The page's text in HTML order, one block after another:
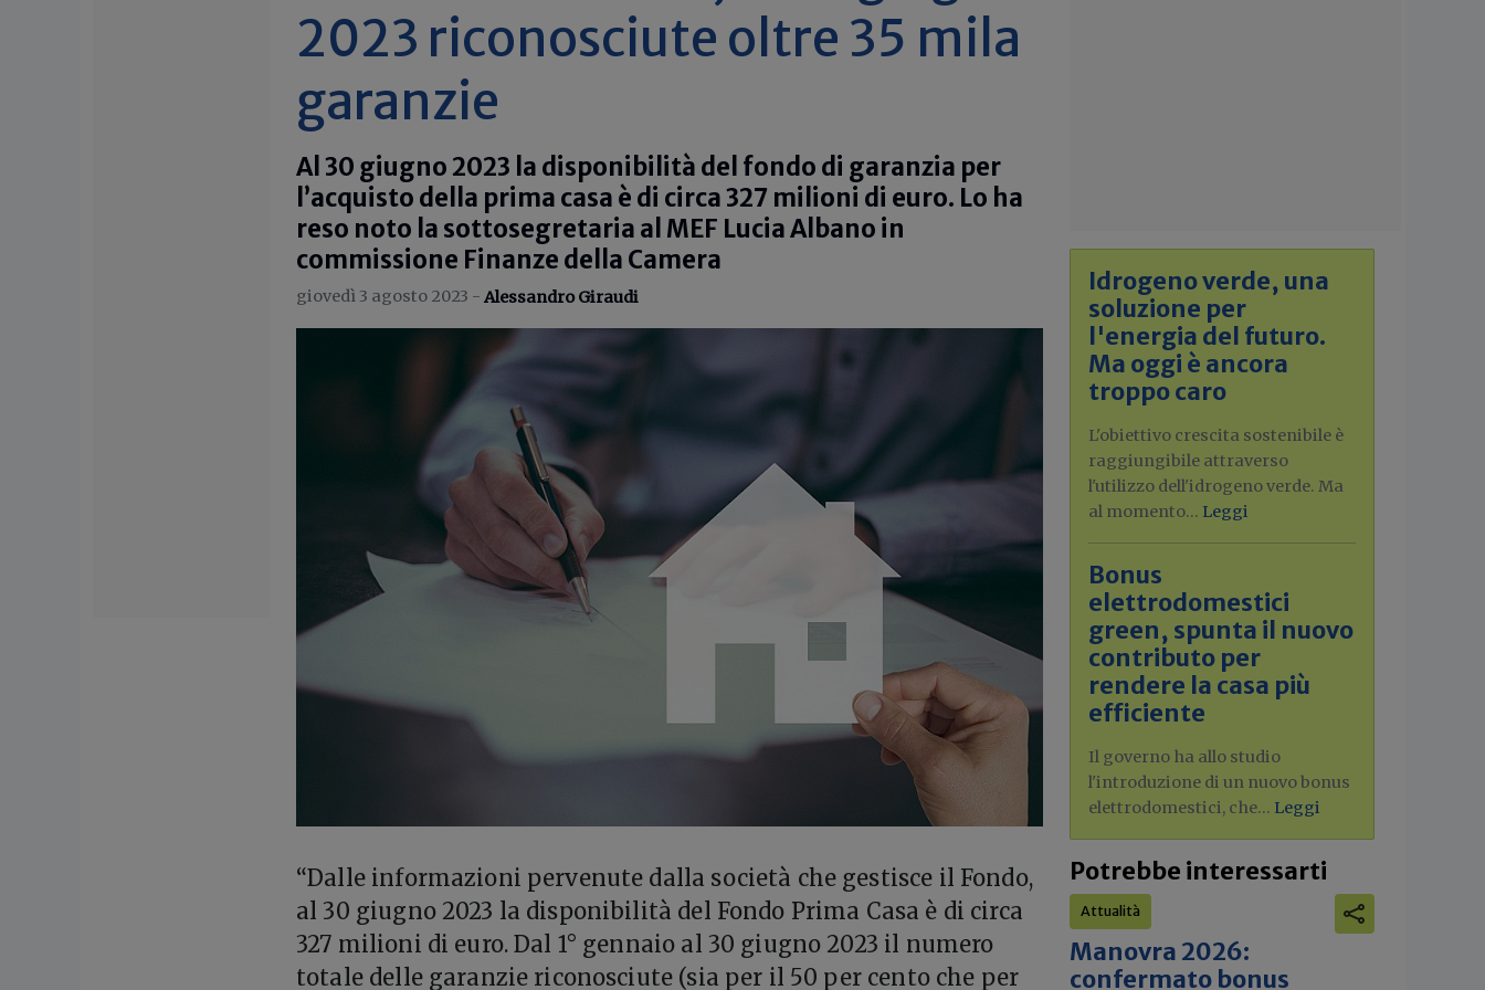
2023 riconosciute oltre 35 mila
garanzie
Al 30 giugno 2023 la disponibilità del fondo di garanzia per
l’acquisto della prima casa è di circa 327 milioni di euro. Lo ha
reso noto la sottosegretaria al MEF Lucia Albano in
commissione Finanze della Camera
giovedì 3 agosto 2023 - Alessandro Giraudi
“Dalle informazioni pervenute dalla società che gestisce il Fondo,
al 30 giugno 2023 la disponibilità del Fondo Prima Casa è di circa
327 milioni di euro. Dal 1° gennaio al 30 giugno 2023 il numero
totale delle garanzie riconosciute (sia per il 50 per cento che per
Idrogeno verde, una
soluzione per
l'energia del futuro.
Ma oggi è ancora
troppo caro
L'obiettivo crescita sostenibile è
raggiungibile attraverso
l'utilizzo dell'idrogeno verde. Ma
al momento... Leggi
Bonus
elettrodomestici
green, spunta il nuovo
contributo per
rendere la casa più
efficiente
Il governo ha allo studio
l'introduzione di un nuovo bonus
elettrodomestici, che... Leggi
Potrebbe interessarti
Attualità
Manovra 2026:
confermato bonus